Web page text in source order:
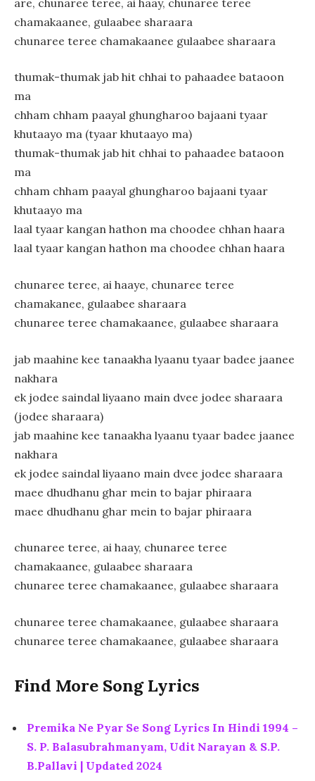
chamakaanee, gulaabee sharaara
chunaree teree chamakaanee gulaabee sharaara
thumak-thumak jab hit chhai to pahaadee bataoon
ma
chham chham paayal ghungharoo bajaani tyaar
khutaayo ma (tyaar khutaayo ma)
thumak-thumak jab hit chhai to pahaadee bataoon
ma
chham chham paayal ghungharoo bajaani tyaar
khutaayo ma
laal tyaar kangan hathon ma choodee chhan haara
laal tyaar kangan hathon ma choodee chhan haara
chunaree teree, ai haaye, chunaree teree
chamakanee, gulaabee sharaara
chunaree teree chamakaanee, gulaabee sharaara
jab maahine kee tanaakha lyaanu tyaar badee jaanee
nakhara
ek jodee saindal liyaano main dvee jodee sharaara
(jodee sharaara)
jab maahine kee tanaakha lyaanu tyaar badee jaanee
nakhara
ek jodee saindal liyaano main dvee jodee sharaara
maee dhudhanu ghar mein to bajar phiraara
maee dhudhanu ghar mein to bajar phiraara
chunaree teree, ai haay, chunaree teree
chamakaanee, gulaabee sharaara
chunaree teree chamakaanee, gulaabee sharaara
chunaree teree chamakaanee, gulaabee sharaara
chunaree teree chamakaanee, gulaabee sharaara
Find More Song Lyrics
Premika Ne Pyar Se Song Lyrics In Hindi 1994 –
S. P. Balasubrahmanyam, Udit Narayan & S.P.
B.Pallavi | Updated 2024